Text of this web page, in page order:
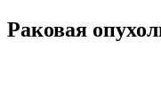
Раковая